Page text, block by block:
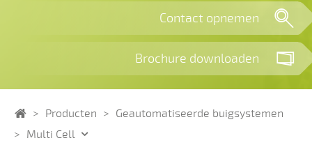
Contact opnemen
Brochure downloaden
HomeProducten
Geautomatiseerde buigsystemen
Multi Cell